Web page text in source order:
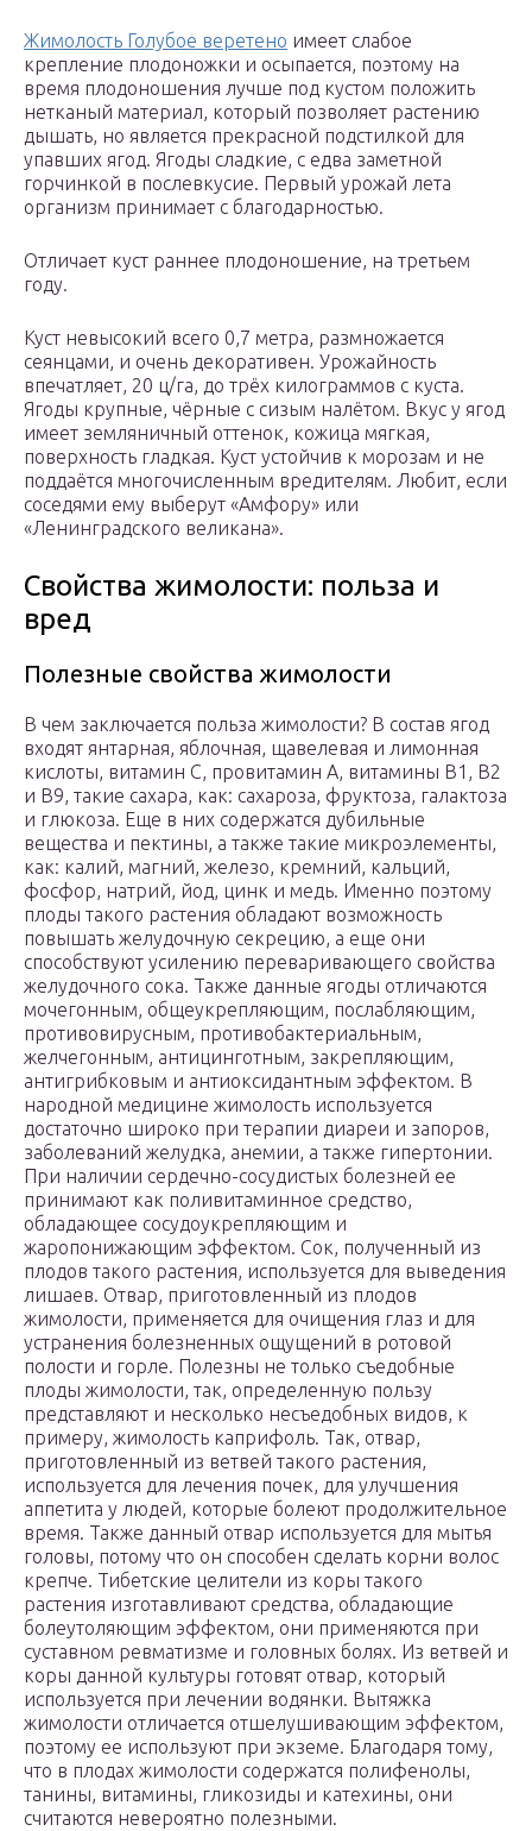
Жимолость Голубое веретено имеет слабое
крепление плодоножки и осыпается, поэтому на
время плодоношения лучше под кустом положить
нетканый материал, который позволяет растению
дышать, но является прекрасной подстилкой для
упавших ягод. Ягоды сладкие, с едва заметной
горчинкой в послевкусие. Первый урожай лета
организм принимает с благодарностью.
Отличает куст раннее плодоношение, на третьем
году.
Куст невысокий всего 0,7 метра, размножается
сеянцами, и очень декоративен. Урожайность
впечатляет, 20 ц/га, до трёх килограммов с куста.
Ягоды крупные, чёрные с сизым налётом. Вкус у ягод
имеет земляничный оттенок, кожица мягкая,
поверхность гладкая. Куст устойчив к морозам и не
поддаётся многочисленным вредителям. Любит, если
соседями ему выберут «Амфору» или
«Ленинградского великана».
Свойства жимолости: польза и
вред
Полезные свойства жимолости
В чем заключается польза жимолости? В состав ягод
входят янтарная, яблочная, щавелевая и лимонная
кислоты, витамин С, провитамин А, витамины В1, В2
и В9, такие сахара, как: сахароза, фруктоза, галактоза
и глюкоза. Еще в них содержатся дубильные
вещества и пектины, а также такие микроэлементы,
как: калий, магний, железо, кремний, кальций,
фосфор, натрий, йод, цинк и медь. Именно поэтому
плоды такого растения обладают возможность
повышать желудочную секрецию, а еще они
способствуют усилению переваривающего свойства
желудочного сока. Также данные ягоды отличаются
мочегонным, общеукрепляющим, послабляющим,
противовирусным, противобактериальным,
желчегонным, антицинготным, закрепляющим,
антигрибковым и антиоксидантным эффектом. В
народной медицине жимолость используется
достаточно широко при терапии диареи и запоров,
заболеваний желудка, анемии, а также гипертонии.
При наличии сердечно-сосудистых болезней ее
принимают как поливитаминное средство,
обладающее сосудоукрепляющим и
жаропонижающим эффектом. Сок, полученный из
плодов такого растения, используется для выведения
лишаев. Отвар, приготовленный из плодов
жимолости, применяется для очищения глаз и для
устранения болезненных ощущений в ротовой
полости и горле. Полезны не только съедобные
плоды жимолости, так, определенную пользу
представляют и несколько несъедобных видов, к
примеру, жимолость каприфоль. Так, отвар,
приготовленный из ветвей такого растения,
используется для лечения почек, для улучшения
аппетита у людей, которые болеют продолжительное
время. Также данный отвар используется для мытья
головы, потому что он способен сделать корни волос
крепче. Тибетские целители из коры такого
растения изготавливают средства, обладающие
болеутоляющим эффектом, они применяются при
суставном ревматизме и головных болях. Из ветвей и
коры данной культуры готовят отвар, который
используется при лечении водянки. Вытяжка
жимолости отличается отшелушивающим эффектом,
поэтому ее используют при экземе. Благодаря тому,
что в плодах жимолости содержатся полифенолы,
танины, витамины, гликозиды и катехины, они
считаются невероятно полезными.